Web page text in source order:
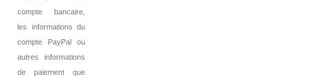
compte bancaire,
les informations du
compte PayPal ou
autres informations
de paiement que